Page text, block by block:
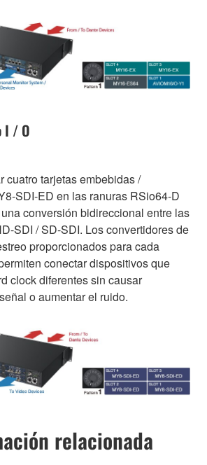
I / O
cuatro tarjetas embebidas /
SDI-ED en las ranuras RSio64-D
conversión bidireccional entre las
SDI / SD-SDI. Los convertidores de
proporcionados para cada
conectar dispositivos que
clock diferentes sin causar
o aumentar el ruido.
relacionada